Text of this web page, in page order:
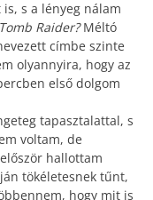
s a lényeg nálam
Raider?Méltó
címbe szinte
olyannyira, hogy az
első dolgom
tapasztalattal, s
voltam, de
hallottam
tökéletesnek tűnt,
hogy mit is